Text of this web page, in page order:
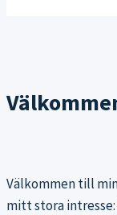
Välkommen till
mitt stora